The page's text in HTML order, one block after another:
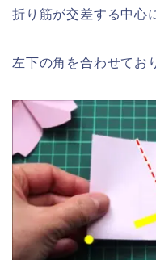
折り筋が交差する中心
左下の角を合わせてお